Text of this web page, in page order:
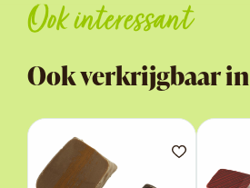
Ook interessant
Ook verkrijgbaar in